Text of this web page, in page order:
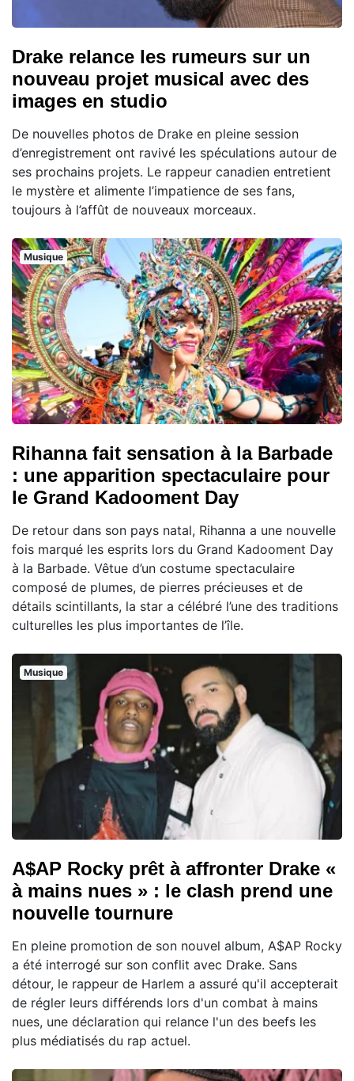
Drake relance les rumeurs sur un
nouveau projet musical avec des
images en studio
De nouvelles photos de Drake en pleine session
d’enregistrement ont ravivé les spéculations autour de
ses prochains projets. Le rappeur canadien entretient
le mystère et alimente l’impatience de ses fans,
toujours à l’affût de nouveaux morceaux.
Musique
Rihanna fait sensation à la Barbade
: une apparition spectaculaire pour
le Grand Kadooment Day
De retour dans son pays natal, Rihanna a une nouvelle
fois marqué les esprits lors du Grand Kadooment Day
à la Barbade. Vêtue d’un costume spectaculaire
composé de plumes, de pierres précieuses et de
détails scintillants, la star a célébré l’une des traditions
culturelles les plus importantes de l’île.
Musique
A$AP Rocky prêt à affronter Drake «
à mains nues » : le clash prend une
nouvelle tournure
En pleine promotion de son nouvel album, A$AP Rocky
a été interrogé sur son conflit avec Drake. Sans
détour, le rappeur de Harlem a assuré qu'il accepterait
de régler leurs différends lors d'un combat à mains
nues, une déclaration qui relance l'un des beefs les
plus médiatisés du rap actuel.